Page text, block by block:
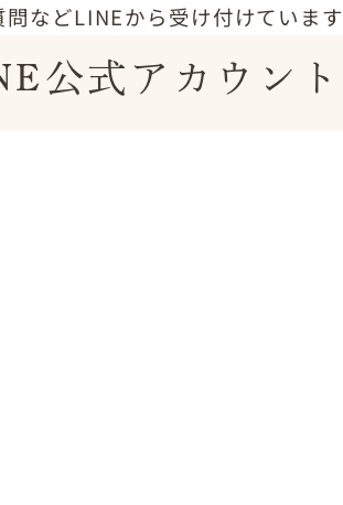
問などLINEから受け付けています
公式アカウント